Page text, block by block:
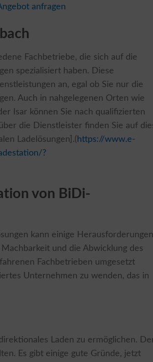
anfragen
Fachbetriebe, die sich auf die
spezialisiert haben. Diese
an, egal ob Sie nur die
Auch in nahgelegenen Orten wie
Isar können Sie nach qualifizierten
die Dienstleister finden Sie auf
Ladelösungen].( https://www.e-
?
von BiDi-
kann einige Herausforderungen
und die Abwicklung des
Fachbetrieben umgesetzt
Unternehmen zu wenden, das in
Laden zu ermöglichen.
Es gibt einige gute Gründe, jetzt